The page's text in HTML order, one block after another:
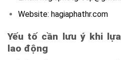
Website: hagiaphathr.com
Yếu tố cần lưu ý khi
lao động